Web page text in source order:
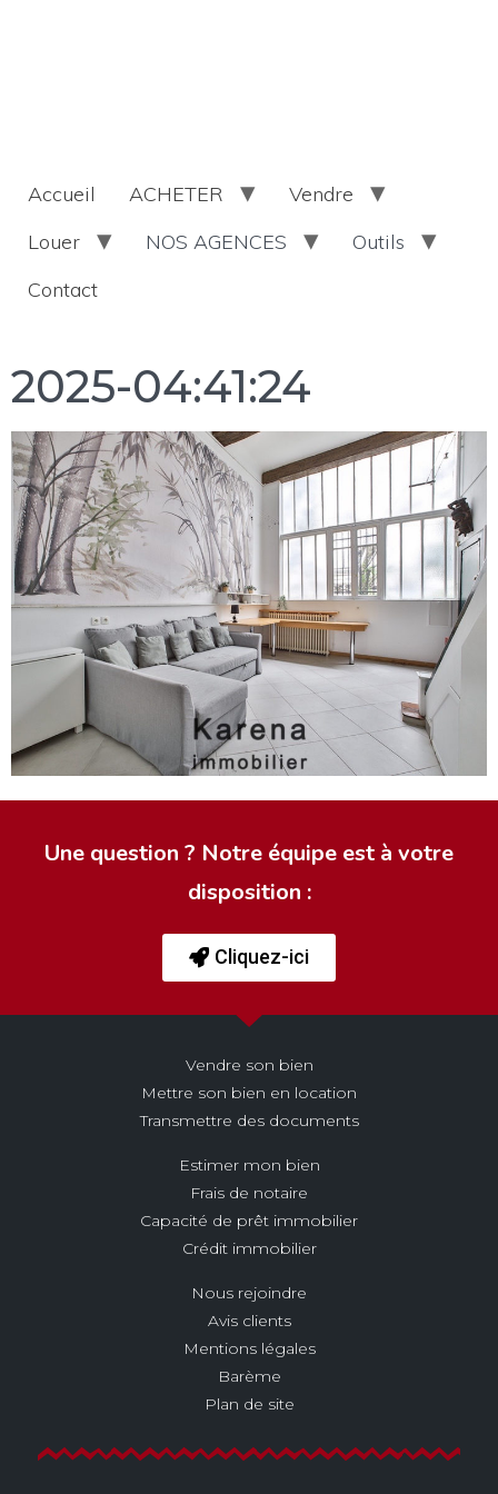
Accueil ACHETER
Vendre
Louer
NOS AGENCES
Outils
Contact
2025-04:41:24
Une question ? Notre équipe est à votre
disposition :
Cliquez-ici
Vendre son bien
Mettre son bien en location
Transmettre des documents
Estimer mon bien
Frais de notaire
Capacité de prêt immobilier
Crédit immobilier
Nous rejoindre
Avis clients
Mentions légales
Barème
Plan de site